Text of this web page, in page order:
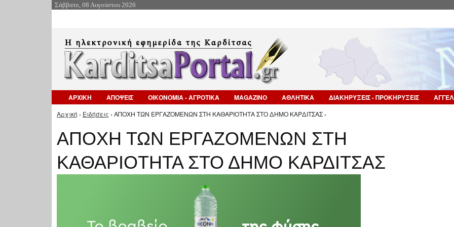
Σάββατο, 08 Αυγούστου 2026
ΑΡΧΙΚΗ ΑΠΟΨΕΙΣ ΟΙΚΟΝΟΜΙΑ - ΑΓΡΟΤΙΚΑ MAGAZINO ΑΘΛΗΤΙΚΑ ΔΙΑΚΗΡΥΞΕΙΣ - ΠΡΟΚΗΡΥΞΕΙΣ
Είστε εδώ
Αρχική › Ειδήσεις › ΑΠΟΧΗ ΤΩΝ ΕΡΓΑΖΟΜΕΝΩΝ ΣΤΗ ΚΑΘΑΡΙΟΤΗΤΑ ΣΤΟ ΔΗΜΟ ΚΑΡΔΙΤΣΑΣ ›
ΑΠΟΧΗ ΤΩΝ ΕΡΓΑΖΟΜΕΝΩΝ ΣΤΗ
ΚΑΘΑΡΙΟΤΗΤΑ ΣΤΟ ΔΗΜΟ ΚΑΡΔΙΤΣΑΣ